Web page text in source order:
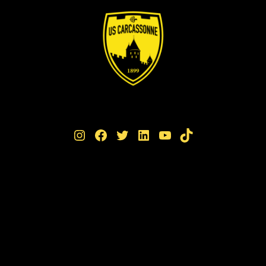
Instagram Facebook Twitter LinkedIn YouTube TikTok